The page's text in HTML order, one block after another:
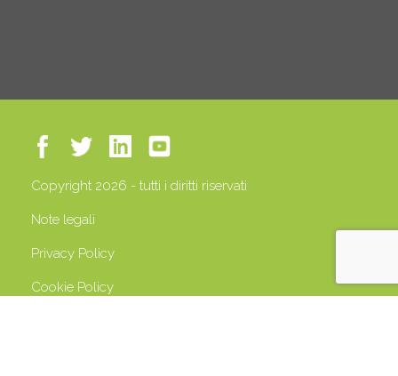
Copyright 2026 - tutti i diritti riservati
Note legali
Privacy Policy
Cookie Policy